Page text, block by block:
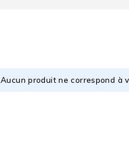
Aucun produit ne correspond à